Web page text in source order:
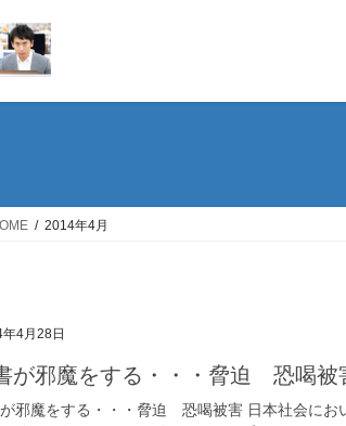
2014年4月
4月28日
が邪魔をする・・・脅迫 恐喝被
邪魔をする・・・脅迫 恐喝被害 日本社会にお